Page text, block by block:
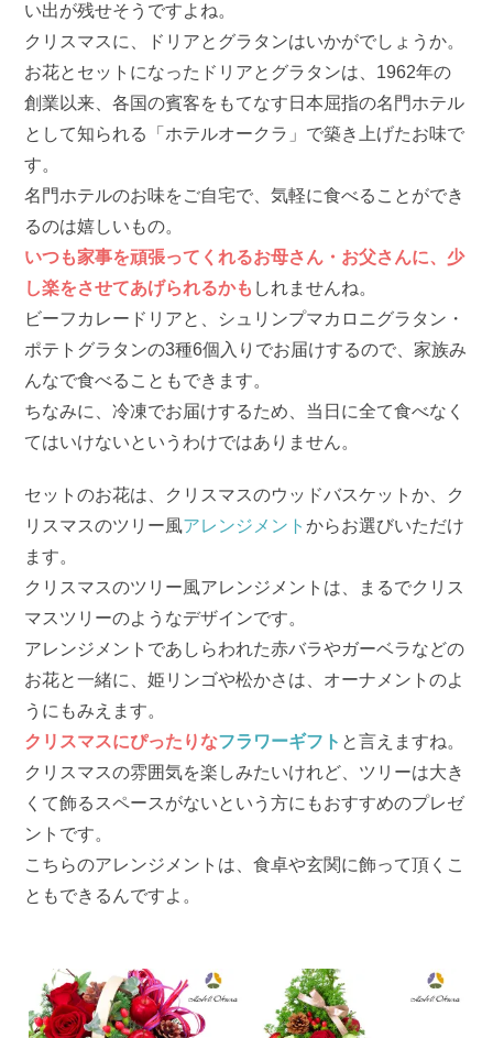
い出が残せそうですよね。
クリスマスに、ドリアとグラタンはいかがでしょうか。
お花とセットになったドリアとグラタンは、1962年の
創業以来、各国の賓客をもてなす日本屈指の名門ホテル
として知られる「ホテルオークラ」で築き上げたお味で
す。
名門ホテルのお味をご自宅で、気軽に食べることができ
るのは嬉しいもの。
いつも家事を頑張ってくれるお母さん・お父さんに、少
し楽をさせてあげられるかも しれませんね。
ビーフカレードリアと、シュリンプマカロニグラタン・
ポテトグラタンの3種6個入りでお届けするので、家族み
んなで食べることもできます。
ちなみに、冷凍でお届けするため、当日に全て食べなく
てはいけないというわけではありません。
セットのお花は、クリスマスのウッドバスケットか、ク
リスマスのツリー風アレンジメントからお選びいただけ
ます。
クリスマスのツリー風アレンジメントは、まるでクリス
マスツリーのようなデザインです。
アレンジメントであしらわれた赤バラやガーベラなどの
お花と一緒に、姫リンゴや松かさは、オーナメントのよ
うにもみえます。
クリスマスにぴったりなフラワーギフト と言えますね。
クリスマスの雰囲気を楽しみたいけれど、ツリーは大き
くて飾るスペースがないという方にもおすすめのプレゼ
ントです。
こちらのアレンジメントは、食卓や玄関に飾って頂くこ
ともできるんですよ。